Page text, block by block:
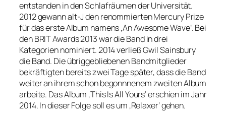
entstanden in den Schlafräumen der Universität.
2012 gewann alt-J den renommierten Mercury Prize
für das erste Album namens ‚An Awesome Wave‘. Bei
den BRIT Awards 2013 war die Band in drei
Kategorien nominiert. 2014 verließ Gwil Sainsbury
die Band. Die übriggebliebenen Bandmitglieder
bekräftigten bereits zwei Tage später, dass die Band
weiter an ihrem schon begonnnenem zweiten Album
arbeite. Das Album ‚This Is All Yours‘ erschien im Jahr
2014. In dieser Folge soll es um ‚Relaxer‘ gehen.